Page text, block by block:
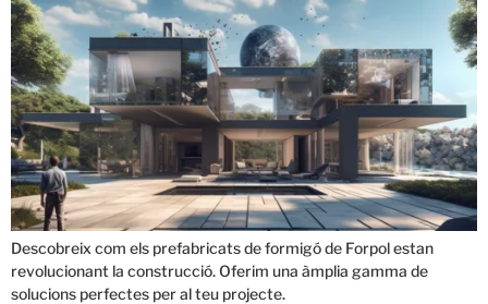
Descobreix com els prefabricats de formigó de Forpol estan
revolucionant la construcció. Oferim una àmplia gamma de
solucions perfectes per al teu projecte.